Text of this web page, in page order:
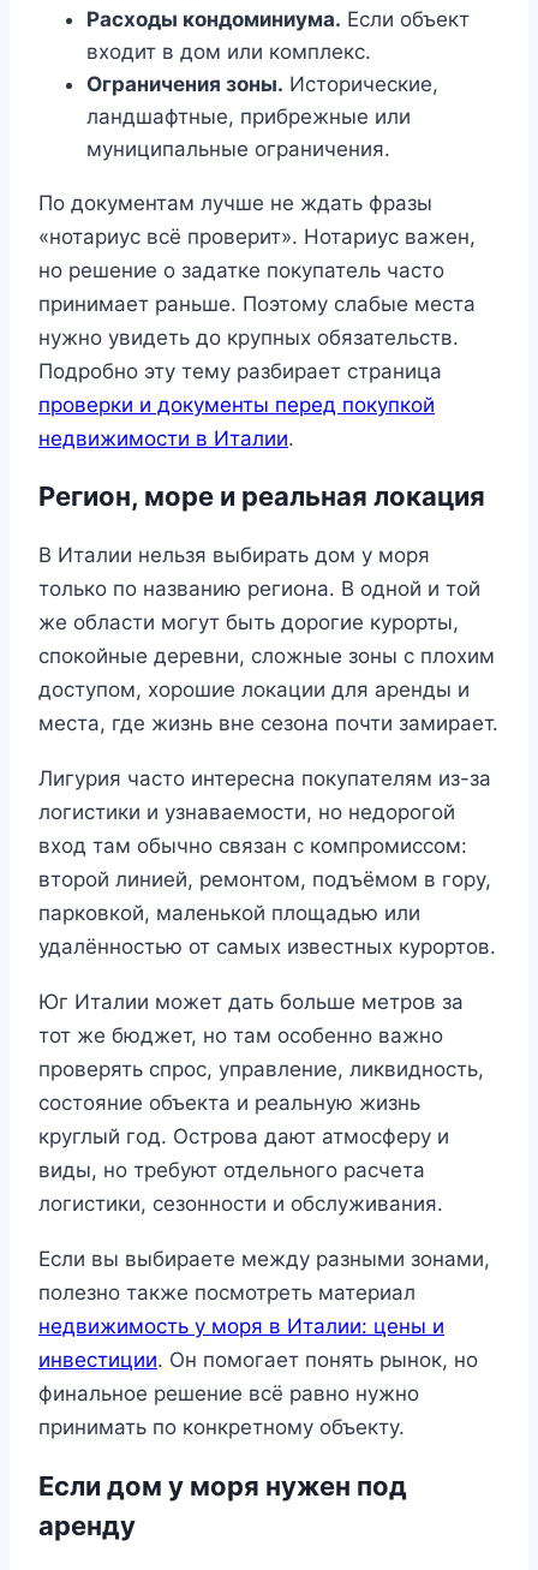
Расходы кондоминиума. Если объект
входит в дом или комплекс.
Ограничения зоны. Исторические,
ландшафтные, прибрежные или
муниципальные ограничения.
По документам лучше не ждать фразы
«нотариус всё проверит». Нотариус важен,
но решение о задатке покупатель часто
принимает раньше. Поэтому слабые места
нужно увидеть до крупных обязательств.
Подробно эту тему разбирает страница
проверки и документы перед покупкой
недвижимости в Италии.
Регион, море и реальная локация
В Италии нельзя выбирать дом у моря
только по названию региона. В одной и той
же области могут быть дорогие курорты,
спокойные деревни, сложные зоны с плохим
доступом, хорошие локации для аренды и
места, где жизнь вне сезона почти замирает.
Лигурия часто интересна покупателям из-за
логистики и узнаваемости, но недорогой
вход там обычно связан с компромиссом:
второй линией, ремонтом, подъёмом в гору,
парковкой, маленькой площадью или
удалённостью от самых известных курортов.
Юг Италии может дать больше метров за
тот же бюджет, но там особенно важно
проверять спрос, управление, ликвидность,
состояние объекта и реальную жизнь
круглый год. Острова дают атмосферу и
виды, но требуют отдельного расчета
логистики, сезонности и обслуживания.
Если вы выбираете между разными зонами,
полезно также посмотреть материал
недвижимость у моря в Италии: цены и
инвестиции. Он помогает понять рынок, но
финальное решение всё равно нужно
принимать по конкретному объекту.
Если дом у моря нужен под
аренду